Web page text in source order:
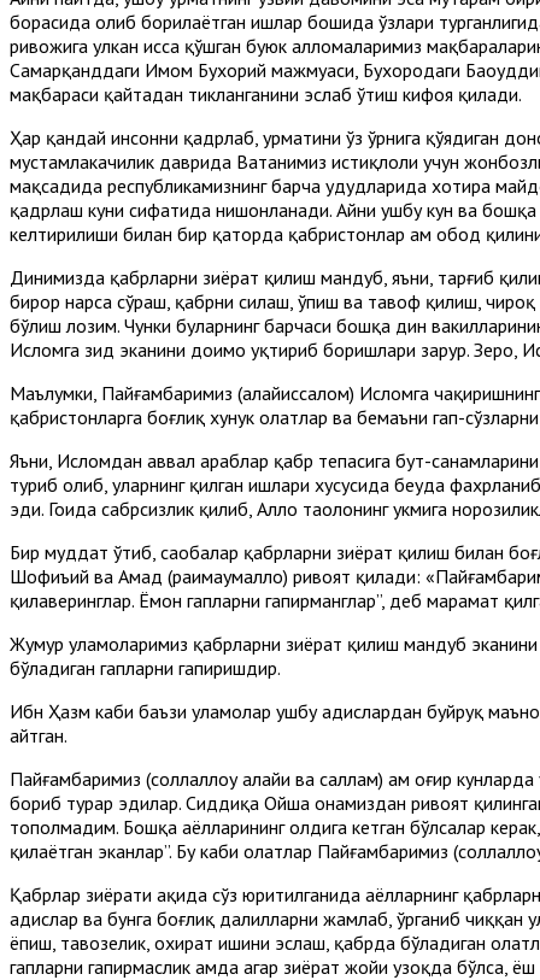
борасида олиб борилаётган ишлар бошида ўзлари
ривожига улкан ҳисса қўшган буюк алломаларимиз
Самарқанддаги Имом Бухорий мажмуаси, Бухородаги
мақбараси қайтадан тикланганини эслаб ўтиш кифоя қилади.
Ҳар қандай инсонни қадрлаб, ҳурматини ўз ўрнига қўядиган
мустамлакачилик даврида Ватанимиз истиқлоли учун
мақсадида республикамизнинг барча ҳудудларида хотира
қадрлаш куни сифатида нишонланади. Айни ушбу кун ва
келтирилиши билан бир қаторда қабристонлар ҳам обод
Динимизда қабрларни зиёрат қилиш мандуб, яъни, тарғиб
бирор нарса сўраш, қабрни силаш, ўпиш ва тавоф қилиш,
бўлиш лозим. Чунки буларнинг барчаси бошқа дин
Исломга зид эканини доимо уқтириб боришлари зарур.
Маълумки, Пайғамбаримиз (алайҳиссалом) Исломга
қабристонларга боғлиқ хунук ҳолатлар ва бемаъни гап-
Яъни, Исломдан аввал араблар қабр тепасига бут-
туриб олиб, уларнинг қилган ишлари хусусида беҳуда
эди. Гоҳида сабрсизлик қилиб, Аллоҳ таолонинг ҳукмига
Бир муддат ўтиб, саҳобалар қабрларни зиёрат қилиш билан
Шофиъий ва Аҳмад (раҳимаҳумаллоҳ) ривоят қилади:
қилаверинглар. Ёмон гапларни гапирманглар”, деб марҳамат
Жумҳур уламоларимиз қабрларни зиёрат қилиш мандуб
бўладиган гапларни гапиришдир.
Ибн Ҳазм каби баъзи уламолар ушбу ҳадислардан буйруқ
айтган.
Пайғамбаримиз (соллаллоҳу алайҳи ва саллам) ҳам оғир
бориб турар эдилар. Сиддиқа Ойша онамиздан ривоят
тополмадим. Бошқа аёлларининг олдига кетган бўлсалар
қилаётган эканлар”. Бу каби ҳолатлар Пайғамбаримиз
Қабрлар зиёрати ҳақида сўз юритилганида аёлларнинг
ҳадислар ва бунга боғлиқ далилларни жамлаб, ўрганиб
ёпиш, тавозелик, охират ишини эслаш, қабрда бўладиган
гапларни гапирмаслик ҳамда агар зиёрат жойи узоқда бўлса,